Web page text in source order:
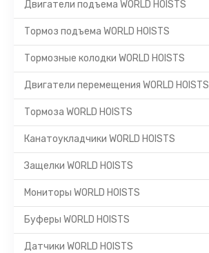
Двигатели подъема WORLD HOISTS
Тормоз подъема WORLD HOISTS
Тормозные колодки WORLD HOISTS
Двигатели перемещения WORLD HOISTS
Тормоза WORLD HOISTS
Канатоукладчики WORLD HOISTS
Защелки WORLD HOISTS
Мониторы WORLD HOISTS
Буферы WORLD HOISTS
Датчики WORLD HOISTS